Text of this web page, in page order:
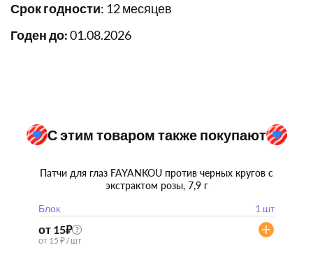
Срок годности: 12 месяцев
Годен до:01.08.2026
С этим товаром также покупают
Патчи для глаз FAYANKOU против черных кругов с
экстрактом розы, 7,9 г
Блок
1 шт
от 15₽ ?
от 15 ₽ / шт